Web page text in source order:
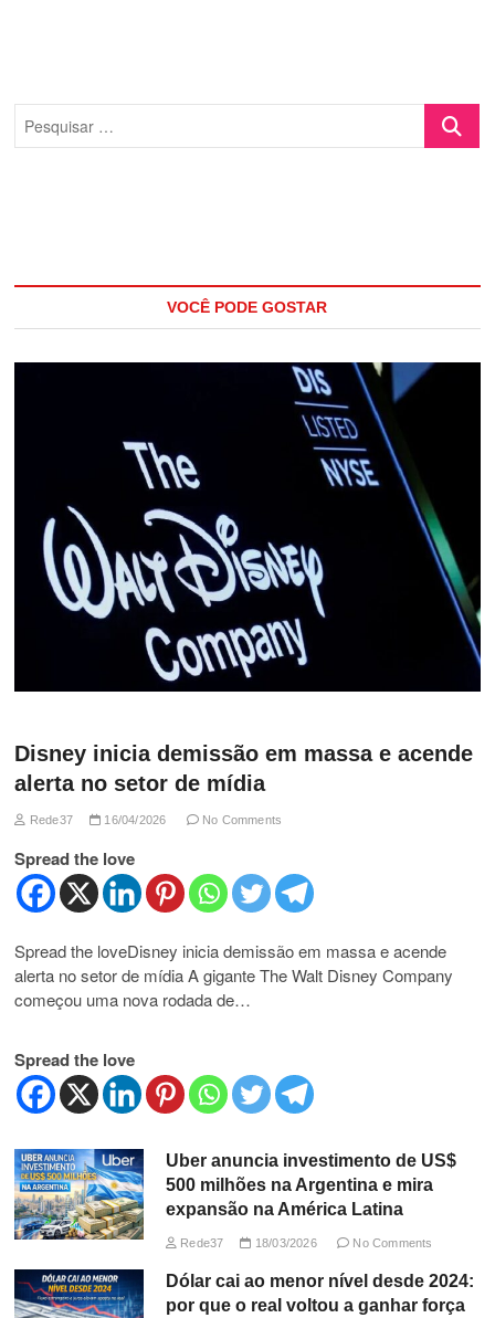
VOCÊ PODE GOSTAR
Disney inicia demissão em massa e acende
alerta no setor de mídia
Rede37 16/04/2026 No Comments
Spread the love
Spread the loveDisney inicia demissão em massa e acende
alerta no setor de mídia A gigante The Walt Disney Company
começou uma nova rodada de…
Spread the love
Uber anuncia investimento de US$
500 milhões na Argentina e mira
expansão na América Latina
Rede37 18/03/2026 No Comments
Dólar cai ao menor nível desde 2024:
por que o real voltou a ganhar força